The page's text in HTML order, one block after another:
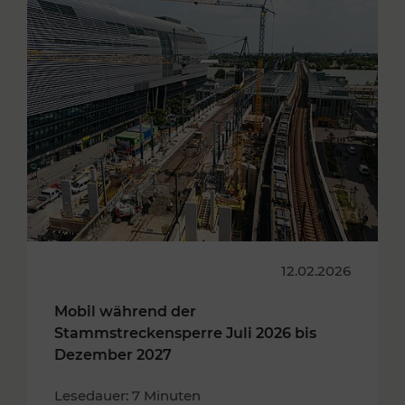
12.02.2026
Mobil während der
Stammstreckensperre Juli 2026 bis
Dezember 2027
Lesedauer: 7 Minuten